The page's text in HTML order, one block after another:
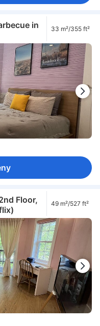
in
33 m²/355 ft²
Floor,
49 m²/527 ft²